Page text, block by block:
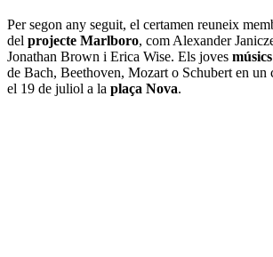
Per segon any seguit, el certamen reuneix
del projecte Marlboro, com Alexander
Jonathan Brown i Erica Wise. Els joves músics
de Bach, Beethoven, Mozart o Schubert en un
el 19 de juliol a la plaça Nova.